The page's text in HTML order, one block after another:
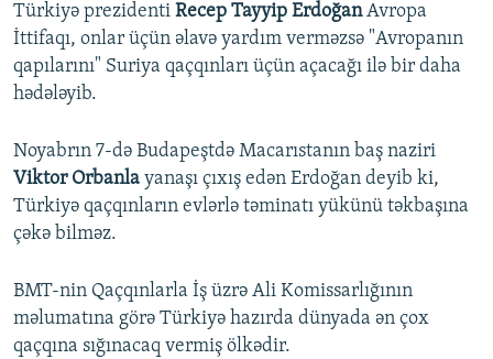
BIZIMLƏ ƏLAQƏ
XƏBƏR BÜLLETENLƏRIMIZ
Türkiyə prezidenti Recep Tayyip ErdoğanAvropa
İttifaqı, onlar üçün əlavə yardım verməzsə "Avropanın
qapılarını" Suriya qaçqınları üçün açacağı ilə bir daha
hədələyib.
Noyabrın 7-də Budapeştdə Macarıstanın baş naziri
Viktor Orbanla yanaşı çıxış edən Erdoğan deyib ki,
Türkiyə qaçqınların evlərlə təminatı yükünü təkbaşına
çəkə bilməz.
BMT-nin Qaçqınlarla İş üzrə Ali Komissarlığının
məlumatına görə Türkiyə hazırda dünyada ən çox
qaçqına sığınacaq vermiş ölkədir.